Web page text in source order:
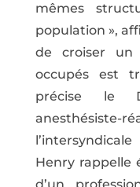
mêmes
population »,
de croiser
occupés est
précise le
anesthésiste-
Henry rappelle